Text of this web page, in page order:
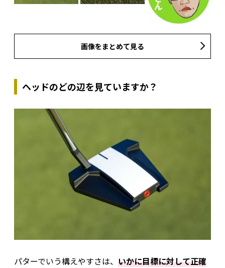
画像をまとめて見る
ヘッドのどの辺を見ていますか？
パターでいう構えやすさは、 いかに目標に対して正確